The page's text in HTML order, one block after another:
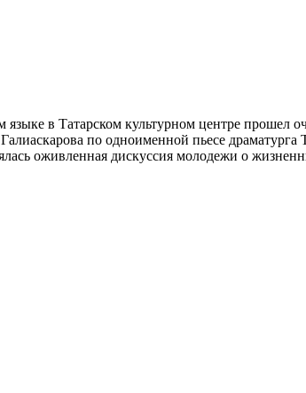
в Татарском культурном центре прошел
по одноименной пьесе
оживленная дискуссия молодежи о